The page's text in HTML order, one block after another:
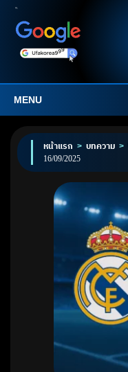
MENU
หน้าแรก > บทความ >
16/09/2025